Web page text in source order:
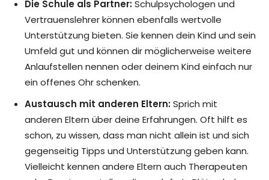
Die Schule als Partner:Schulpsychologen und
Vertrauenslehrer können ebenfalls wertvolle
Unterstützung bieten. Sie kennen dein Kind und sein
Umfeld gut und können dir möglicherweise weitere
Anlaufstellen nennen oder deinem Kind einfach nur
ein offenes Ohr schenken.
Austausch mit anderen Eltern:Sprich mit
anderen Eltern über deine Erfahrungen. Oft hilft es
schon, zu wissen, dass man nicht allein ist und sich
gegenseitig Tipps und Unterstützung geben kann.
Vielleicht kennen andere Eltern auch Therapeuten